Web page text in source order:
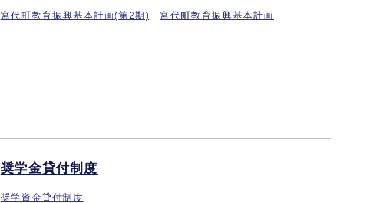
宮代町教育振興基本計画(第2期) 宮代町教育振興基本計画
奨学金貸付制度
奨学資金貸付制度